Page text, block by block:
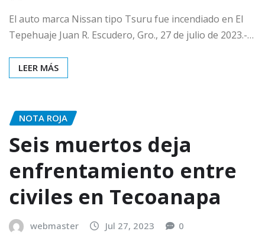
El auto marca Nissan tipo Tsuru fue incendiado en El
Tepehuaje Juan R. Escudero, Gro., 27 de julio de 2023.-…
LEER MÁS
NOTA ROJA
Seis muertos deja
enfrentamiento entre
civiles en Tecoanapa
webmaster Jul 27, 2023 0